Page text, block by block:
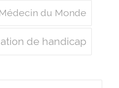
du Monde
de handicap